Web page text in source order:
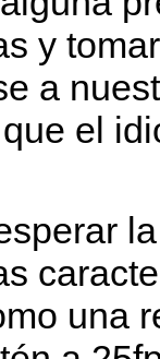
y
a
el
una